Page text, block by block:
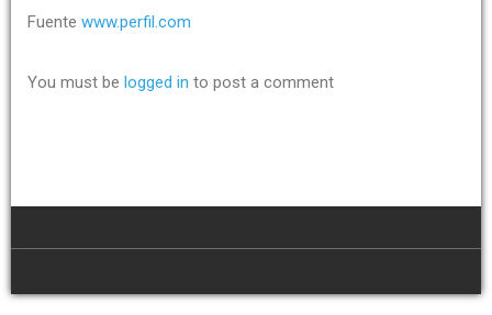
Fuente www.perfil.com
You must be logged in to post a comment